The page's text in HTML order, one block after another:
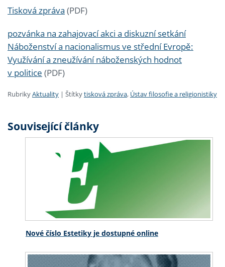
Tisková zpráva (PDF)
pozvánka na zahajovací akci a diskuzní setkání
Náboženství a nacionalismus ve střední Evropě:
Využívání a zneužívání náboženských hodnot
v politice (PDF)
RubrikyAktuality | Štítkytisková zpráva, Ústav filosofie a religionistiky
Související články
Nové číslo Estetiky je dostupné online